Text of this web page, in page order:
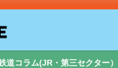
道コラム(JR・第三セクター）